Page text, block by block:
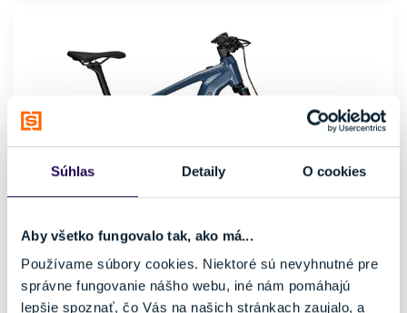
Súhlas Detaily O cookies
Aby všetko fungovalo tak, ako má...
Používame súbory cookies. Niektoré sú nevyhnutné pre
správne fungovanie nášho webu, iné nám pomáhajú
lepšie spoznať, čo Vás na našich stránkach zaujalo, a
Elektrobicykel Focus Jarifa² 6.8 Stoneblue